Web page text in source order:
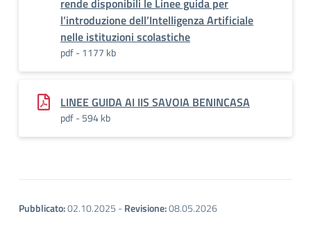
rende disponibili le Linee guida per
l’introduzione dell’Intelligenza Artificiale
nelle istituzioni scolastiche
pdf - 1177 kb
LINEE GUIDA AI IIS SAVOIA BENINCASA
pdf - 594 kb
Pubblicato:02.10.2025 -Revisione:08.05.2026